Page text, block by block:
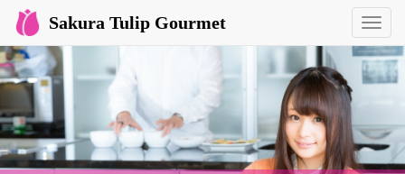
Sakura Tulip Gourmet